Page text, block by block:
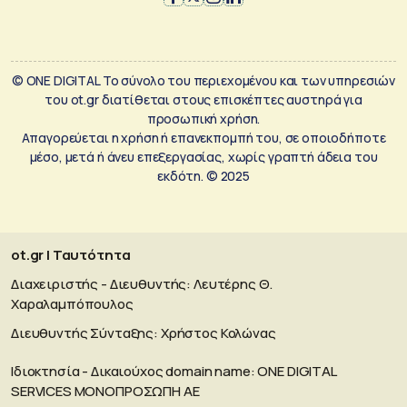
© ONE DIGITAL Το σύνολο του περιεχομένου και των υπηρεσιών
του ot.gr διατίθεται στους επισκέπτες αυστηρά για
προσωπική χρήση.
Απαγορεύεται η χρήση ή επανεκπομπή του, σε οποιοδήποτε
μέσο, μετά ή άνευ επεξεργασίας, χωρίς γραπτή άδεια του
εκδότη. © 2025
ot.gr | Ταυτότητα
Διαχειριστής - Διευθυντής: Λευτέρης Θ.
Χαραλαμπόπουλος
Διευθυντής Σύνταξης: Χρήστος Κολώνας
Ιδιοκτησία - Δικαιούχος domain name: ΟΝΕ DIGITAL
SERVICES MONOΠΡΟΣΩΠΗ ΑΕ